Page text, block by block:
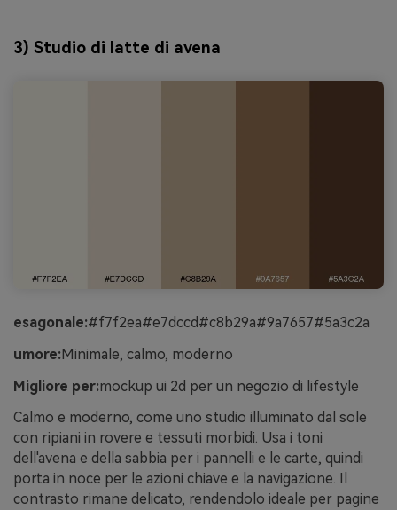
3) Studio di latte di avena
esagonale:#f7f2ea#e7dccd#c8b29a#9a7657#5a3c2a
umore:Minimale, calmo, moderno
Migliore per:mockup ui 2d per un negozio di lifestyle
Calmo e moderno, come uno studio illuminato dal sole
con ripiani in rovere e tessuti morbidi. Usa i toni
dell'avena e della sabbia per i pannelli e le carte, quindi
porta in noce per le azioni chiave e la navigazione. Il
contrasto rimane delicato, rendendolo ideale per pagine